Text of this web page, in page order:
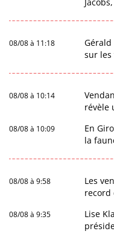
08/08 à 11:18
sur les
08/08 à 10:14
révèle
08/08 à 10:09
En
la
08/08 à 9:58
Les
record
08/08 à 9:35
Lise